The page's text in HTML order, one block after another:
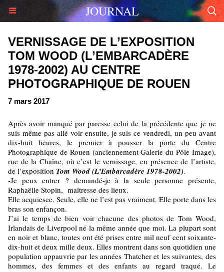
JOURNAL
VERNISSAGE DE L’EXPOSITION
TOM WOOD (L’EMBARCADÈRE
1978-2002) AU CENTRE
PHOTOGRAPHIQUE DE ROUEN
7 mars 2017
Après avoir manqué par paresse celui de la précédente que je ne
suis même pas allé voir ensuite, je suis ce vendredi, un peu avant
dix-huit heures, le premier à pousser la porte du Centre
Photographique de Rouen (anciennement Galerie du Pôle Image),
rue de la Chaîne, où c’est le vernissage, en présence de l’artiste,
de l’exposition Tom Wood (L’Embarcadère 1978-2002).
-Je peux entrer ? demandé-je à la seule personne présente,
Raphaëlle Stopin, maîtresse des lieux.
Elle acquiesce. Seule, elle ne l’est pas vraiment. Elle porte dans les
bras son enfançon.
J’ai le temps de bien voir chacune des photos de Tom Wood,
Irlandais de Liverpool né la même année que moi. La plupart sont
en noir et blanc, toutes ont été prises entre mil neuf cent soixante-
dix-huit et deux mille deux. Elles montrent dans son quotidien une
population appauvrie par les années Thatcher et les suivantes, des
hommes, des femmes et des enfants au regard traqué. Le